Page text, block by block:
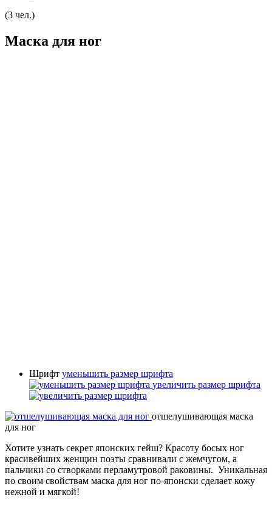
(3 чел.)
Маска для ног
Шрифт уменьшить размер шрифта
увеличить размер шрифта
отшелушивающая маска
для ног
Хотите узнать секрет японских гейш? Красоту босых ног
красивейших женщин поэты сравнивали с жемчугом, а
пальчики со створками перламутровой раковины. Уникальная
по своим свойствам маска для ног по-японски сделает кожу
нежной и мягкой!